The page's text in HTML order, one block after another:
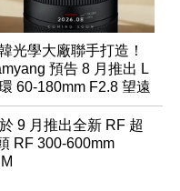
光學大廠聯手打造！
預告 8 月推出 L
60-180mm F2.8 望遠
鏡
9 月推出全新 RF 超
RF 300-600mm